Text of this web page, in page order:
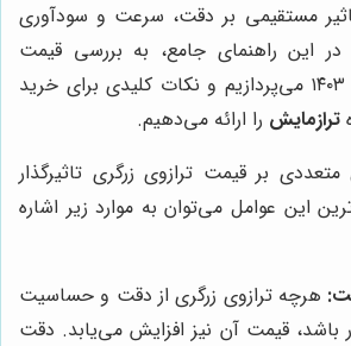
مستقیمی بر دقت، سرعت و سودآوری
این راهنمای جامع، به بررسی قیمت
ترازوی زرگری در سال ۱۴۰۳ می‌پردازیم و نکات کلیدی برای خرید
ترازمایش را ارائه می‌دهیم.
عوامل متعددی بر قیمت ترازوی زرگری تاثیرگذار
این عوامل می‌توان به موارد زیر اشاره
هرچه ترازوی زرگری از دقت و حساسیت
باشد، قیمت آن نیز افزایش می‌یابد. دقت